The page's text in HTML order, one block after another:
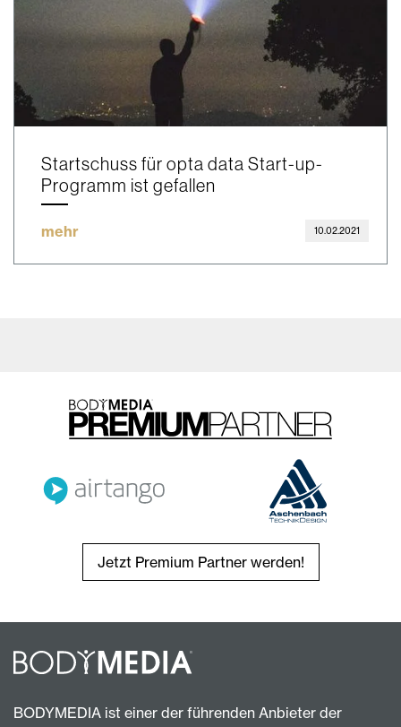
Startschuss für opta data Start-up-
Programm ist gefallen
mehr 10.02.2021
Jetzt Premium Partner werden!
BODYMEDIA ist einer der führenden Anbieter der